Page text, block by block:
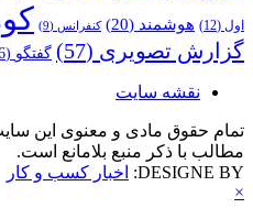
اول (12) هوشمند (20) کنفرانس (9)
گزارش تصویری (57) گفتگو (16)
نقشه سایت
تمام حقوق مادی و معنوی این
مطالب با ذکر منبع بلامانع است.
DESIGNE BY:
اخبار کسب و کار
×